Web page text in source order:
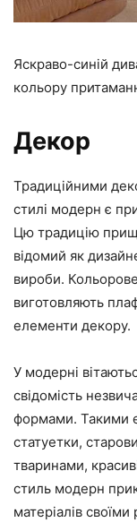
Яскраво-синій
кольору
Декор
Традиційними
стилі модерн є
Цю традицію
відомий як
вироби.
виготовляють
елементи декору.
У модерні
свідомість
формами. Такими
статуетки,
тваринами,
стиль модерн
матеріалів